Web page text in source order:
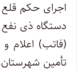
اجرای حکم
دستگاه ذی نفع
(فاتب) اعلام
تأمین